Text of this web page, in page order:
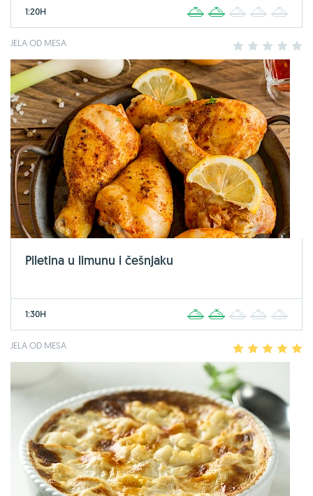
1:20H 2 3 4
JELA OD MESA 2 3 4
Piletina u limunu i češnjaku
1:30H 2 3 4
JELA OD MESA 2 3 4